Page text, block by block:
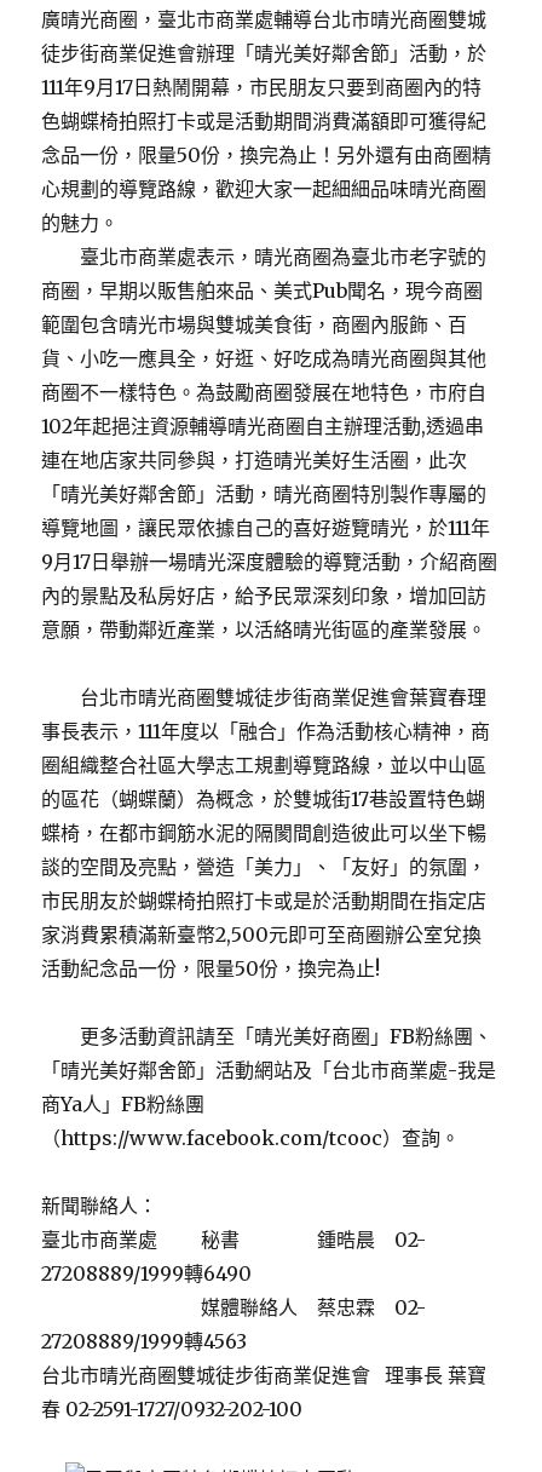
廣晴光商圈，臺北市商業處輔導台北市晴光商圈雙城
徒步街商業促進會辦理「晴光美好鄰舍節」活動，於
111年9月17日熱鬧開幕，市民朋友只要到商圈內的特
色蝴蝶椅拍照打卡或是活動期間消費滿額即可獲得紀
念品一份，限量50份，換完為止！另外還有由商圈精
心規劃的導覽路線，歡迎大家一起細細品味晴光商圈
的魅力。
臺北市商業處表示，晴光商圈為臺北市老字號的
商圈，早期以販售舶來品、美式Pub聞名，現今商圈
範圍包含晴光市場與雙城美食街，商圈內服飾、百
貨、小吃一應具全，好逛、好吃成為晴光商圈與其他
商圈不一樣特色。為鼓勵商圈發展在地特色，市府自
102年起挹注資源輔導晴光商圈自主辦理活動,透過串
連在地店家共同參與，打造晴光美好生活圈，此次
「晴光美好鄰舍節」活動，晴光商圈特別製作專屬的
導覽地圖，讓民眾依據自己的喜好遊覽晴光，於111年
9月17日舉辦一場晴光深度體驗的導覽活動，介紹商圈
內的景點及私房好店，給予民眾深刻印象，增加回訪
意願，帶動鄰近產業，以活絡晴光街區的產業發展。
台北市晴光商圈雙城徒步街商業促進會葉寶春理
事長表示，111年度以「融合」作為活動核心精神，商
圈組織整合社區大學志工規劃導覽路線，並以中山區
的區花（蝴蝶蘭）為概念，於雙城街17巷設置特色蝴
蝶椅，在都市鋼筋水泥的隔閡間創造彼此可以坐下暢
談的空間及亮點，營造「美力」、「友好」的氛圍，
市民朋友於蝴蝶椅拍照打卡或是於活動期間在指定店
家消費累積滿新臺幣2,500元即可至商圈辦公室兌換
活動紀念品一份，限量50份，換完為止!
更多活動資訊請至「晴光美好商圈」FB粉絲團、
「晴光美好鄰舍節」活動網站及「台北市商業處-我是
商Ya人」FB粉絲團
（https://www.facebook.com/tcooc）查詢。
新聞聯絡人：
臺北市商業處 秘書 鍾晧晨 02-
27208889/1999轉6490
媒體聯絡人 蔡忠霖 02-
27208889/1999轉4563
台北市晴光商圈雙城徒步街商業促進會 理事長 葉寶
春 02-2591-1727/0932-202-100